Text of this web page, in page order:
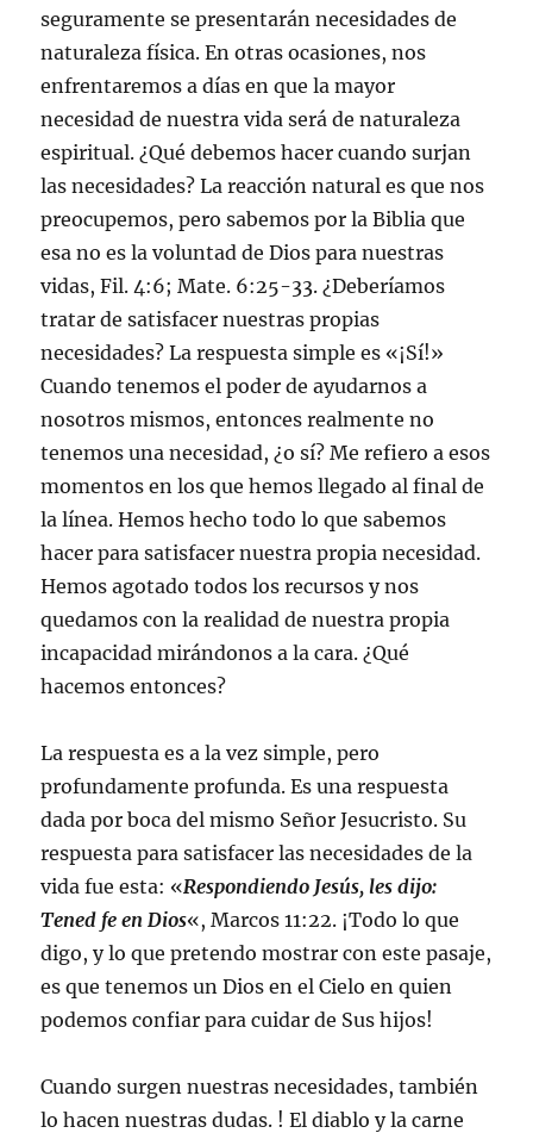
seguramente se presentarán necesidades de
naturaleza física. En otras ocasiones, nos
enfrentaremos a días en que la mayor
necesidad de nuestra vida será de naturaleza
espiritual. ¿Qué debemos hacer cuando surjan
las necesidades? La reacción natural es que nos
preocupemos, pero sabemos por la Biblia que
esa no es la voluntad de Dios para nuestras
vidas, Fil. 4:6; Mate. 6:25-33. ¿Deberíamos
tratar de satisfacer nuestras propias
necesidades? La respuesta simple es «¡Sí!»
Cuando tenemos el poder de ayudarnos a
nosotros mismos, entonces realmente no
tenemos una necesidad, ¿o sí? Me refiero a esos
momentos en los que hemos llegado al final de
la línea. Hemos hecho todo lo que sabemos
hacer para satisfacer nuestra propia necesidad.
Hemos agotado todos los recursos y nos
quedamos con la realidad de nuestra propia
incapacidad mirándonos a la cara. ¿Qué
hacemos entonces?
La respuesta es a la vez simple, pero
profundamente profunda. Es una respuesta
dada por boca del mismo Señor Jesucristo. Su
respuesta para satisfacer las necesidades de la
vida fue esta: «Respondiendo Jesús, les dijo:
Tened fe en Dios«, Marcos 11:22. ¡Todo lo que
digo, y lo que pretendo mostrar con este pasaje,
es que tenemos un Dios en el Cielo en quien
podemos confiar para cuidar de Sus hijos!
Cuando surgen nuestras necesidades, también
lo hacen nuestras dudas. ! El diablo y la carne